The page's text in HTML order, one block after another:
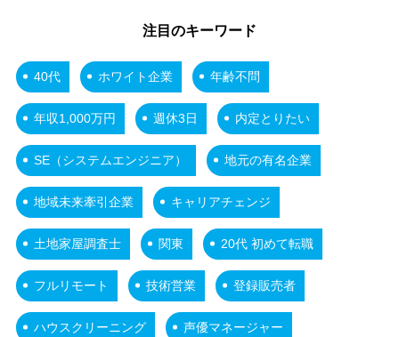
注目のキーワード
40代 ホワイト企業 年齢不問
年収1,000万円 週休3日 内定とりたい
SE（システムエンジニア） 地元の有名企業
地域未来牽引企業 キャリアチェンジ
土地家屋調査士 関東 20代 初めて転職
フルリモート 技術営業 登録販売者
ハウスクリーニング 声優マネージャー